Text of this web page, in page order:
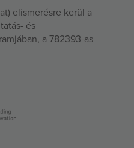
elismerésre kerül a
és
a 782393-as